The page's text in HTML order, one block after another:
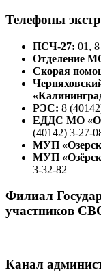
Телефоны
ПСЧ-27: 01,
Отделение
Скорая
РЭС: 8
ЕДДС МО
(40142) 3-27-
МУП
МУП
3-32-82
Филиал
участников
Канал